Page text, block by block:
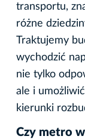
transportu,
różne
Traktujemy
wychodzić
nie tylko
ale i
kierunki
Czy metro